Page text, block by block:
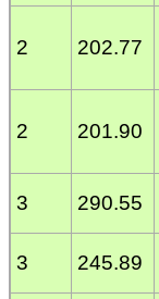
2 202.77
2 201.90
3 290.55
3 245.89